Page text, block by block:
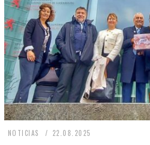
NOTICIAS 22.08.2025